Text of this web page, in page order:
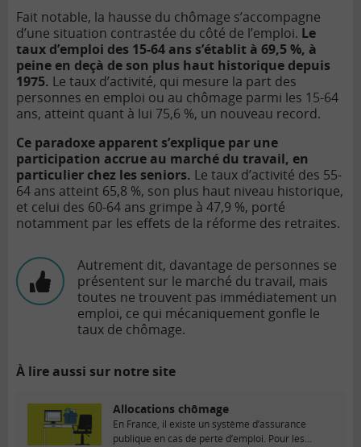
Fait notable, la hausse du chômage s’accompagne
d’une situation contrastée du côté de l’emploi. Le
taux d’emploi des 15-64 ans s’établit à 69,5 %, à
peine en deçà de son plus haut historique depuis
1975. Le taux d’activité, qui mesure la part des
personnes en emploi ou au chômage parmi les 15-64
ans, atteint quant à lui 75,6 %, un nouveau record.
Ce paradoxe apparent s’explique par une
participation accrue au marché du travail, en
particulier chez les seniors. Le taux d’activité des 55-
64 ans atteint 65,8 %, son plus haut niveau historique,
et celui des 60-64 ans grimpe à 47,9 %, porté
notamment par les effets de la réforme des retraites.
Autrement dit, davantage de personnes se
présentent sur le marché du travail, mais
toutes ne trouvent pas immédiatement un
emploi, ce qui mécaniquement gonfle le
taux de chômage.
À lire aussi sur notre site
Allocations chômage
En France, il existe un système d’assurance
publique en cas de perte d’emploi. Pour les...